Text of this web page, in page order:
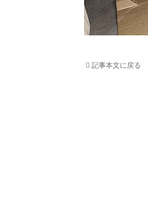
記事本文に戻る